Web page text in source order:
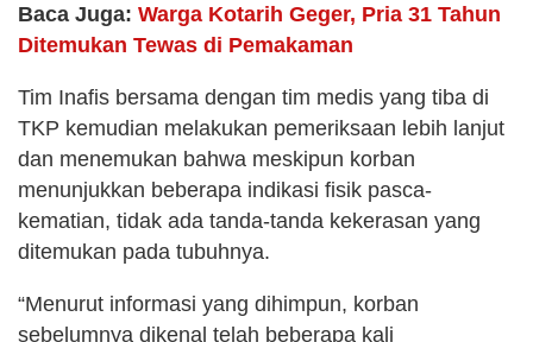
Baca Juga: Warga Kotarih Geger, Pria 31 Tahun
Ditemukan Tewas di Pemakaman
Tim Inafis bersama dengan tim medis yang tiba di
TKP kemudian melakukan pemeriksaan lebih lanjut
dan menemukan bahwa meskipun korban
menunjukkan beberapa indikasi fisik pasca-
kematian, tidak ada tanda-tanda kekerasan yang
ditemukan pada tubuhnya.
“Menurut informasi yang dihimpun, korban
sebelumnya dikenal telah beberapa kali